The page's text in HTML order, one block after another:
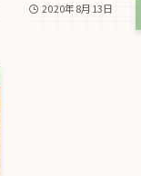
2020年8月13日